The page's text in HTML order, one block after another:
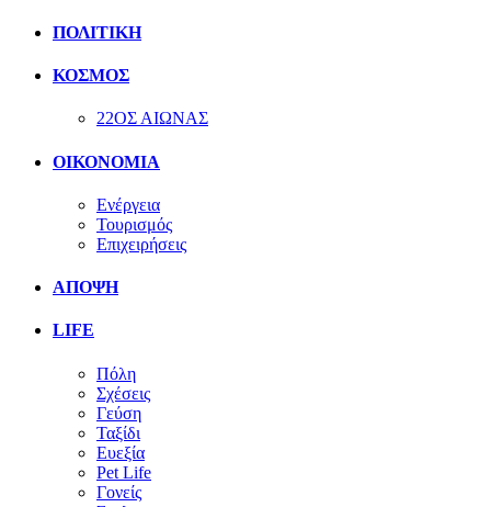
ΠΟΛΙΤΙΚΗ
ΚΟΣΜΟΣ
22ΟΣ ΑΙΩΝΑΣ
ΟΙΚΟΝΟΜΙΑ
Ενέργεια
Τουρισμός
Επιχειρήσεις
ΑΠΟΨΗ
LIFE
Πόλη
Σχέσεις
Γεύση
Ταξίδι
Ευεξία
Pet Life
Γονείς